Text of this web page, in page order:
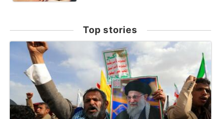
Top stories